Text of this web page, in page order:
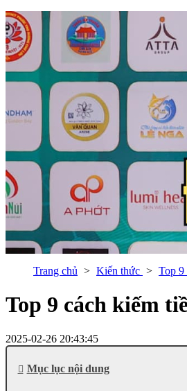
Trang chủ Kiến thức Top 9
Top 9 cách kiếm
2025-02-26 20:43:45
Mục lục nội dung